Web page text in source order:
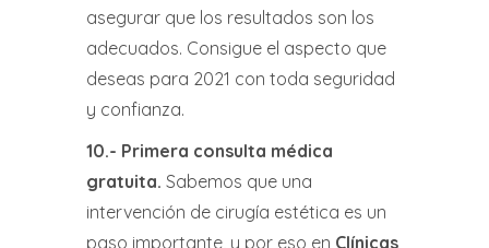
asegurar que los resultados son los
adecuados. Consigue el aspecto que
deseas para 2021 con toda seguridad
y confianza.
10.- Primera consulta médica
gratuita. Sabemos que una
intervención de cirugía estética es un
paso importante, y por eso en Clínicas